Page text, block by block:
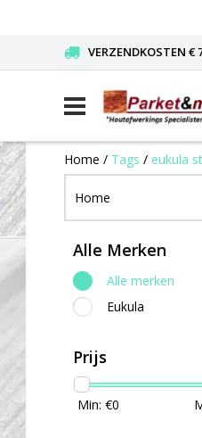
VERZENDKOSTEN €
Home / Tags / eukula
Home
Alle Merken
Alle merken
Eukula
Prijs
Min: €0